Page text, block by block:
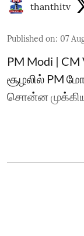
thanthitv
Published on: 07
PM Modi | CM
சூழலில் PM
சொன்ன